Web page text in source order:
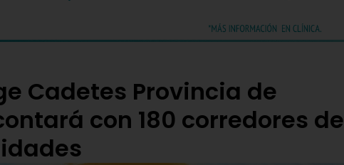
Cadetes Provincia de
con 180 corredores de